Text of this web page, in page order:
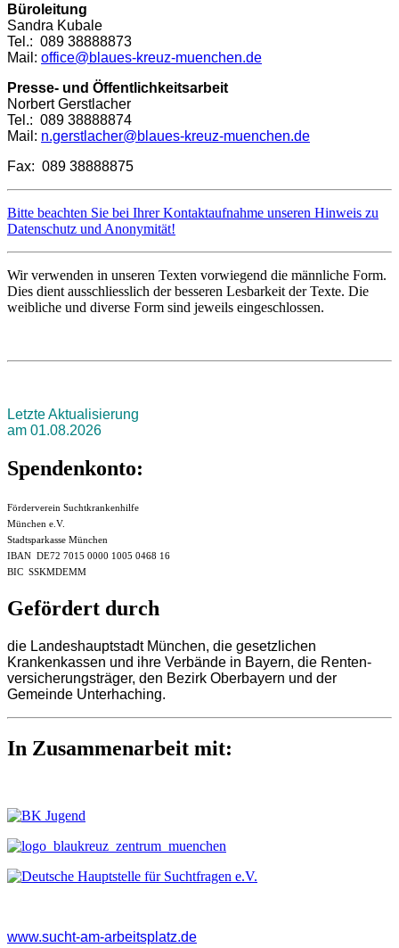
Büroleitung
Sandra Kubale
Tel.: 089 38888873
Mail: office@blaues-kreuz-muenchen.de
Presse- und Öffentlichkeitsarbeit
Norbert Gerstlacher
Tel.: 089 38888874
Mail: n.gerstlacher@blaues-kreuz-muenchen.de
Fax: 089 38888875
Bitte beachten Sie bei Ihrer Kontaktaufnahme unseren Hinweis zu
Datenschutz und Anonymität!
Wir verwenden in unseren Texten vorwiegend die männliche Form.
Dies dient ausschliesslich der besseren Lesbarkeit der Texte. Die
weibliche und diverse Form sind jeweils eingeschlossen.
Letzte Aktualisierung
am 01.08.2026
Spendenkonto:
Förderverein Suchtkrankenhilfe
München e.V.
Stadtsparkasse München
IBAN DE72 7015 0000 1005 0468 16
BIC SSKMDEMM
Gefördert durch
die Landeshauptstadt München, die gesetzlichen
Krankenkassen und ihre Verbände in Bayern, die Renten-
versicherungsträger, den Bezirk Oberbayern und der
Gemeinde Unterhaching.
In Zusammenarbeit mit:
www.sucht-am-arbeitsplatz.de